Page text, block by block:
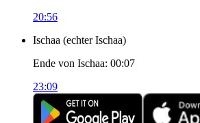
20:56
Ischaa (echter Ischaa)
Ende von Ischaa: 00:07
23:09